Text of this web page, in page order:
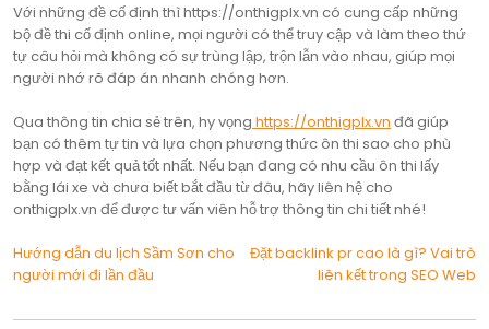
Với những đề cố định thì https://onthigplx.vn có cung cấp những
bộ đề thi cố định online, mọi người có thể truy cập và làm theo thứ
tự câu hỏi mà không có sự trùng lập, trộn lẫn vào nhau, giúp mọi
người nhớ rõ đáp án nhanh chóng hơn.
Qua thông tin chia sẻ trên, hy vọng https://onthigplx.vn đã giúp
bạn có thêm tự tin và lựa chọn phương thức ôn thi sao cho phù
hợp và đạt kết quả tốt nhất. Nếu bạn đang có nhu cầu ôn thi lấy
bằng lái xe và chưa biết bắt đầu từ đâu, hãy liên hệ cho
onthigplx.vn để được tư vấn viên hỗ trợ thông tin chi tiết nhé!
Điều
hướng
Hướng dẫn du lịch Sầm Sơn cho
người mới đi lần đầu
Đặt backlink pr cao là gì? Vai trò
liên kết trong SEO Web